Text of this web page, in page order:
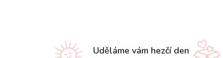
Uděláme vám hezčí den